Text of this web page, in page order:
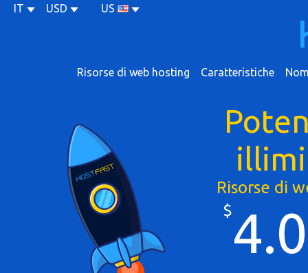
IT USD US
Risorse di web hosting Caratteristiche
Risorse di
$